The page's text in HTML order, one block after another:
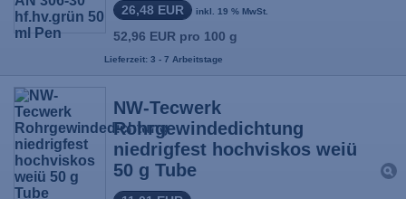
26,48 EUR inkl. 19 % MwSt.
52,96 EUR pro 100 g
Lieferzeit: 3 - 7 Arbeitstage
NW-Tecwerk
Rohrgewindedichtung
niedrigfest hochviskos weiü
50 g Tube